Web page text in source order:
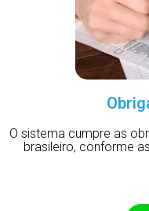
O sistema cumpre as
brasileiro, conforme